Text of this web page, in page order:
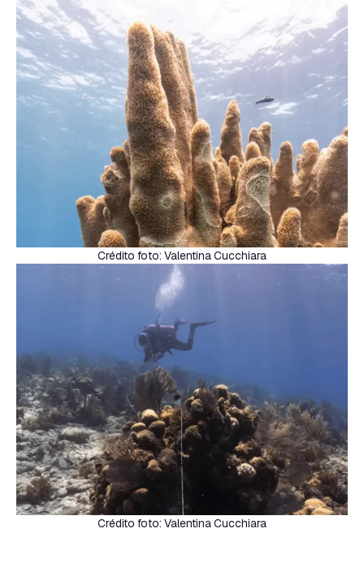
Crédito foto: Valentina Cucchiara
Crédito foto: Valentina Cucchiara